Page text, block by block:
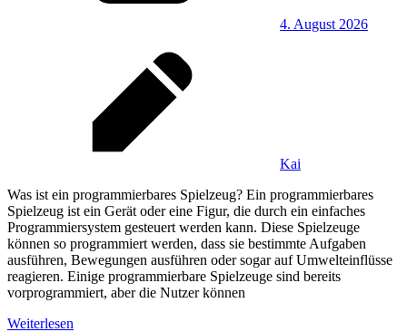
4. August 2026
Kai
Was ist ein programmierbares Spielzeug? Ein programmierbares
Spielzeug ist ein Gerät oder eine Figur, die durch ein einfaches
Programmiersystem gesteuert werden kann. Diese Spielzeuge
können so programmiert werden, dass sie bestimmte Aufgaben
ausführen, Bewegungen ausführen oder sogar auf Umwelteinflüsse
reagieren. Einige programmierbare Spielzeuge sind bereits
vorprogrammiert, aber die Nutzer können
Weiterlesen